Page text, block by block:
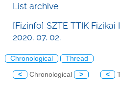
List archive
[Fizinfo] SZTE TTIK
2020. 07. 02.
Chronological Thread
< Chronological > <